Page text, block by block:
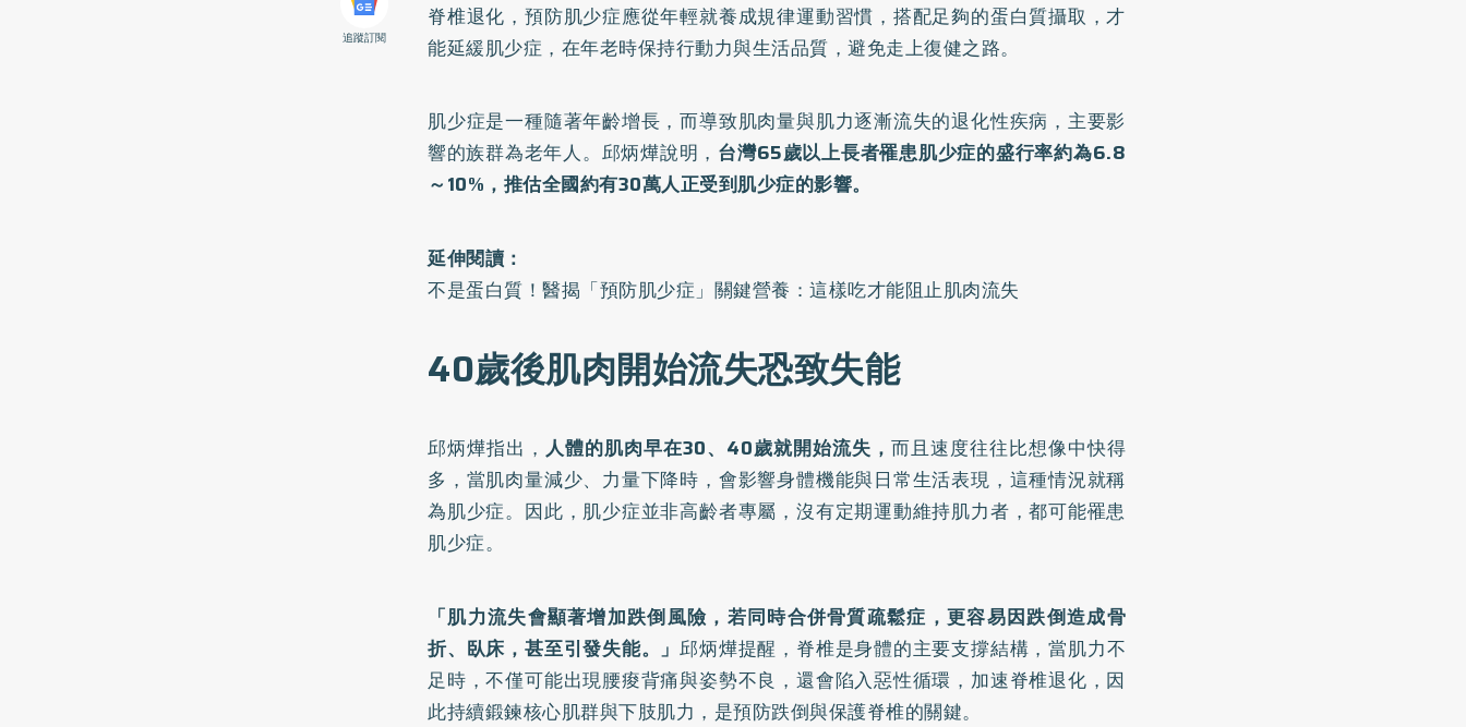
追蹤訂閱
脊椎退化，預防肌少症應從年輕就養成規律運動習慣，搭配足夠的蛋白質攝取，才
能延緩肌少症，在年老時保持行動力與生活品質，避免走上復健之路。
肌少症是一種隨著年齡增長，而導致肌肉量與肌力逐漸流失的退化性疾病，主要影
響的族群為老年人。邱炳燁說明， 台灣65歲以上長者罹患肌少症的盛行率約為6.8
～10%，推估全國約有30萬人正受到肌少症的影響。
延伸閱讀：
不是蛋白質！醫揭「預防肌少症」關鍵營養：這樣吃才能阻止肌肉流失
40歲後肌肉開始流失恐致失能
邱炳燁指出， 人體的肌肉早在30、40歲就開始流失， 而且速度往往比想像中快得
多，當肌肉量減少、力量下降時，會影響身體機能與日常生活表現，這種情況就稱
為肌少症。因此，肌少症並非高齡者專屬，沒有定期運動維持肌力者，都可能罹患
肌少症。
「肌力流失會顯著增加跌倒風險，若同時合併骨質疏鬆症，更容易因跌倒造成骨
折、臥床，甚至引發失能。」邱炳燁提醒，脊椎是身體的主要支撐結構，當肌力不
足時，不僅可能出現腰痠背痛與姿勢不良，還會陷入惡性循環，加速脊椎退化，因
此持續鍛鍊核心肌群與下肢肌力，是預防跌倒與保護脊椎的關鍵。